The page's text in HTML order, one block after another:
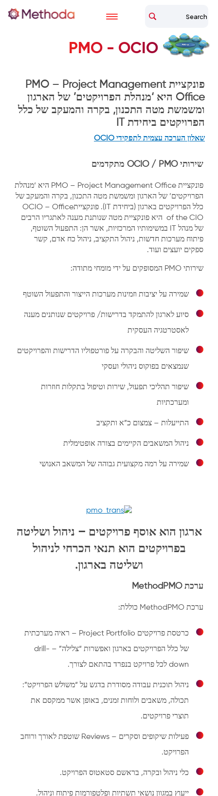
פונקציית PMO – Project Management
Office היא ‘מנהלת הפרויקטים’ של הארגון
ומשמשת מטה התכנון, בקרה והמעקב של כלל
הפרויקטים ביחידת IT
שאלון הערכה עצמית לתפקידי OCIO
שירותי OCIO / PMO מתקדמים
פונקציית PMO – Project Management Office היא ‘מנהלת
הפרויקטים’ של הארגון ומשמשת מטה התכנון, בקרה והמעקב של
כלל הפרויקטים בארגון (ביחידת IT). פונקצייתOCIO – Office
of the CIO היא פונקציית מטה שנותנת מענה לאתגריו הרבים
של מנהל IT במשימותיו המרכזיות, אשר הן: התפעול השוטף,
פיתוח מערכות חדשות, ניהול התקציב, ניהול כח אדם, קשר
ספקים יועצים ועוד.
שירותי PMO המסופקים על ידי מומחי מתודה:
שמירה על יציבות וזמינות מערכות הייצור והתפעול השוטף
סיוע לארגון להתמקד בדרישות/ פרויקטים שנותנים מענה
לאסטרטגיה העסקית
שיפור השליטה והבקרה על פורטפוליו הדרישות והפרויקטים
שנמצאים בפוקוס ניהולי ועסקי
שיפור תהליכי תפעול, שירות וטיפול בתקלות חוזרות
ומערכתיות
התייעלות – צמצום כ”א ותקציב
ניהול המשאבים הקיימים בצורה אופטימלית
שמירה על רמה מקצועית גבוהה של המשאב האנושי
ארגון הוא אוסף פרויקטים – ניהול ושליטה
בפרויקטים הוא תנאי הכרחי לניהול
ושליטה בארגון.
ערכת MethodPMO
ערכת MethodPMO כוללת:
כרטסת פרויקטים Project Portfolio – ראיה מערכתית
של כלל הפרויקטים בארגון ואפשרות “צלילה” – drill-
down לכל פרויקט בנפרד בהתאם לצורך.
ניהול תוכנית עבודה מסודרת בדגש על “משולש הפרויקט”:
תכולה, משאבים ולוחות זמנים, באופן אשר ממקסם את
תוצרי פרויקטים.
פעילות שיקופים וסקרים – Reviews שוטפת לאורך ורוחב
הפרויקט.
כלי ניהול ובקרה, בראשם סטאטוס הפרויקט.
ייעוץ במגוון נושאי תשתיות ופלטפורמות פיתוח וניהול.